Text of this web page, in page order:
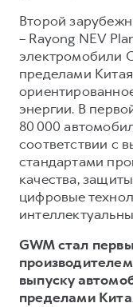
Второй
– Rayong NEV
электромобили
пределами
энергии. В
80 000
соответствии с
стандартами
качества,
цифровые
GWM стал
выпуску
пределами